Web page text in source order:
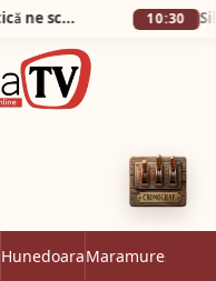
(VIDEO) Stomatologia și Chirurgia Estetică ne schimbă viața 10:30
HunedoaraMaramureș